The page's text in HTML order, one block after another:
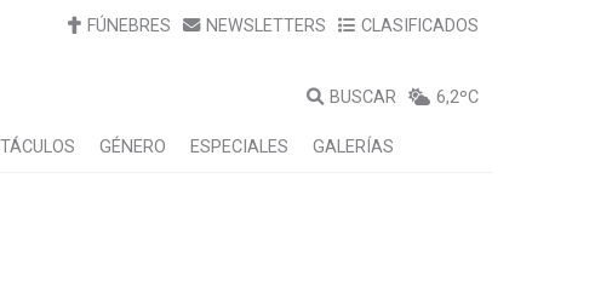
FÚNEBRES NEWSLETTERS CLASIFICADOS
BUSCAR 6,2ºC
GÉNERO ESPECIALES GALERÍAS